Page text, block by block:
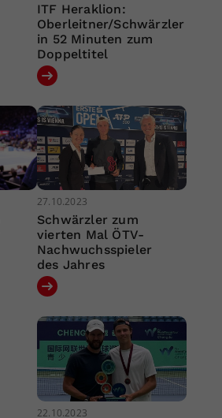
ITF Heraklion:
Oberleitner/Schwärzler
in 52 Minuten zum
Doppeltitel
27.10.2023
Schwärzler zum
vierten Mal ÖTV-
Nachwuchsspieler
des Jahres
22.10.2023